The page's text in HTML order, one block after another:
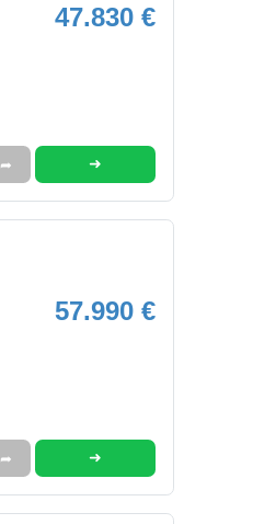
47.830 €
➦ ➜
57.990 €
➦ ➜